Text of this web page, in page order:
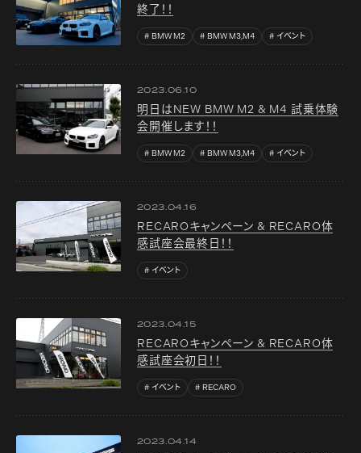
終了！！
BMW M2 BMW M3,M4 イベント
2023.06.10
明日はNEW BMW M2 & M4 試乗体験
会開催します！！
BMW M2 BMW M3,M4 イベント
2023.04.16
RECAROキャンペーン & RECARO体
感試座会最終日！！
イベント
2023.04.15
RECAROキャンペーン & RECARO体
感試座会初日！！
イベント RECARO
2023.04.14